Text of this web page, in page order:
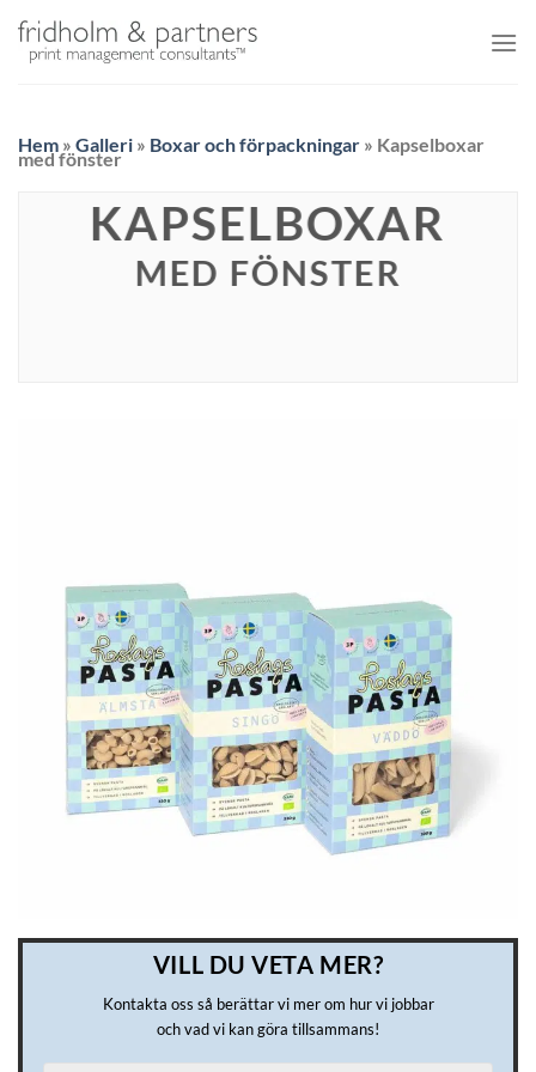
Hem » Galleri » Boxar och förpackningar » Kapselboxar
med fönster
KAPSELBOXAR
MED FÖNSTER
VILL DU VETA MER?
Kontakta oss så berättar vi mer om hur vi jobbar
och vad vi kan göra tillsammans!